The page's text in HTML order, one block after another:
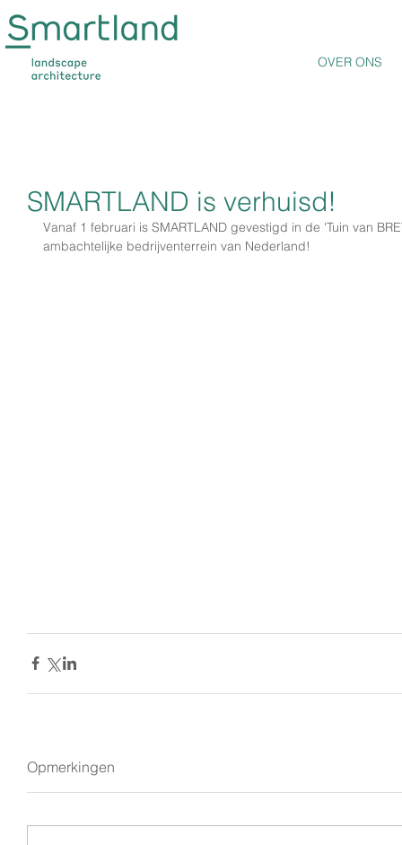
OVER ONS
SMARTLAND is verhuisd!
Vanaf 1 februari is SMARTLAND gevestigd in de 'Tuin van
ambachtelijke bedrijventerrein van Nederland!
Opmerkingen